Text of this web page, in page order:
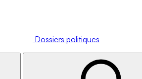
Dossiers politiques